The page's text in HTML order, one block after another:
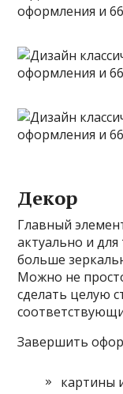
Декор
Главный
актуально и
больше
Можно не
сделать целую
Завершить
картины